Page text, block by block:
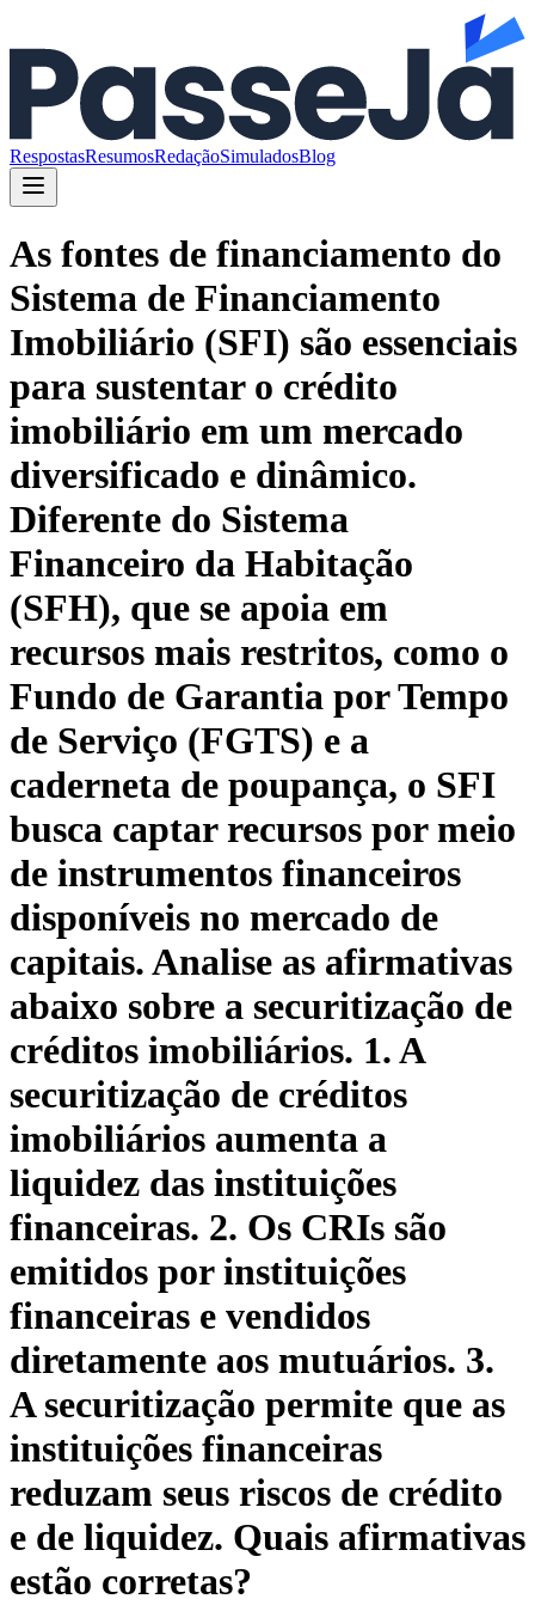
RespostasResumosRedaçãoSimuladosBlog
As fontes de financiamento do
Sistema de Financiamento
Imobiliário (SFI) são essenciais
para sustentar o crédito
imobiliário em um mercado
diversificado e dinâmico.
Diferente do Sistema
Financeiro da Habitação
(SFH), que se apoia em
recursos mais restritos, como o
Fundo de Garantia por Tempo
de Serviço (FGTS) e a
caderneta de poupança, o SFI
busca captar recursos por meio
de instrumentos financeiros
disponíveis no mercado de
capitais. Analise as afirmativas
abaixo sobre a securitização de
créditos imobiliários. 1. A
securitização de créditos
imobiliários aumenta a
liquidez das instituições
financeiras. 2. Os CRIs são
emitidos por instituições
financeiras e vendidos
diretamente aos mutuários. 3.
A securitização permite que as
instituições financeiras
reduzam seus riscos de crédito
e de liquidez. Quais afirmativas
estão corretas?